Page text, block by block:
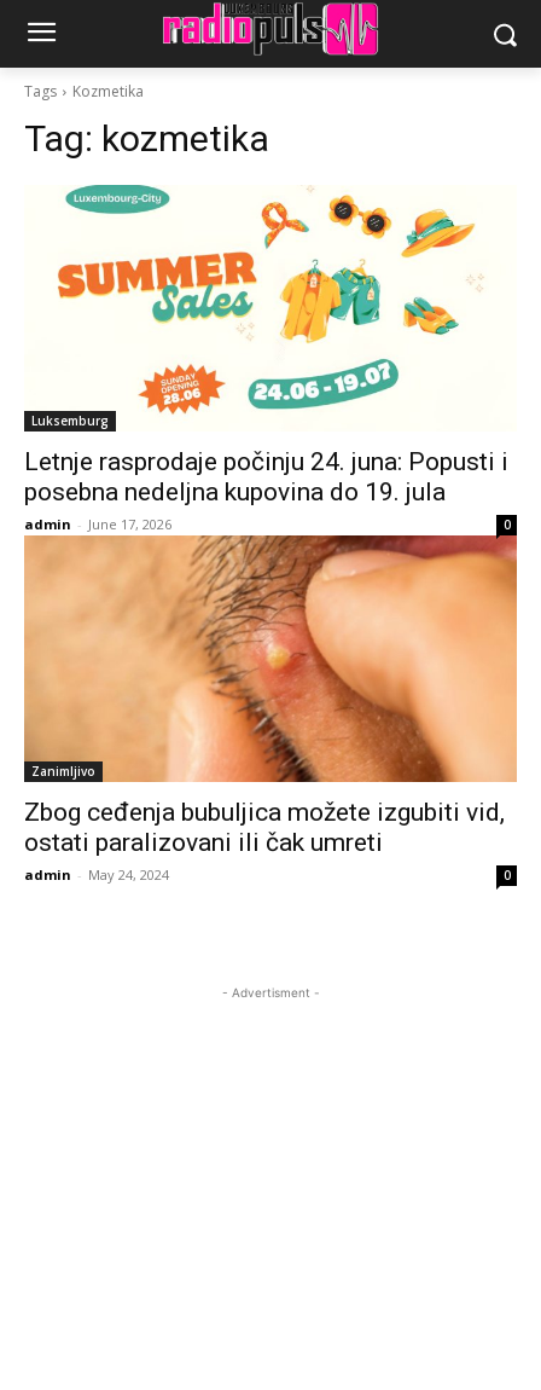
Tags Kozmetika
Tag: kozmetika
Luksemburg
Letnje rasprodaje počinju 24. juna: Popusti i
posebna nedeljna kupovina do 19. jula
admin - June 17, 2026 0
Zanimljivo
Zbog ceđenja bubuljica možete izgubiti vid,
ostati paralizovani ili čak umreti
admin - May 24, 2024 0
- Advertisment -